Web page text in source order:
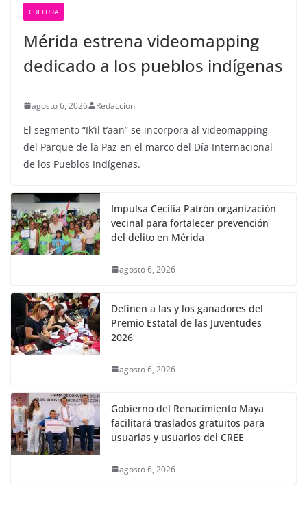
CULTURA
Mérida estrena videomapping
dedicado a los pueblos indígenas
agosto 6, 2026 Redaccion
El segmento “Ik’il t’aan” se incorpora al videomapping
del Parque de la Paz en el marco del Día Internacional
de los Pueblos Indígenas.
Impulsa Cecilia Patrón organización
vecinal para fortalecer prevención
del delito en Mérida
agosto 6, 2026
Definen a las y los ganadores del
Premio Estatal de las Juventudes
2026
agosto 6, 2026
Gobierno del Renacimiento Maya
facilitará traslados gratuitos para
usuarias y usuarios del CREE
agosto 6, 2026